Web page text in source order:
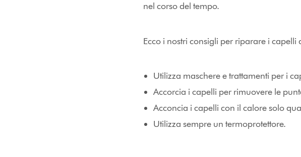
nel corso del tempo.
Ecco i nostri consigli per riparare i
Utilizza maschere e trattamenti per i
Accorcia i capelli per rimuovere le
Acconcia i capelli con il calore solo
Utilizza sempre un termoprotettore.